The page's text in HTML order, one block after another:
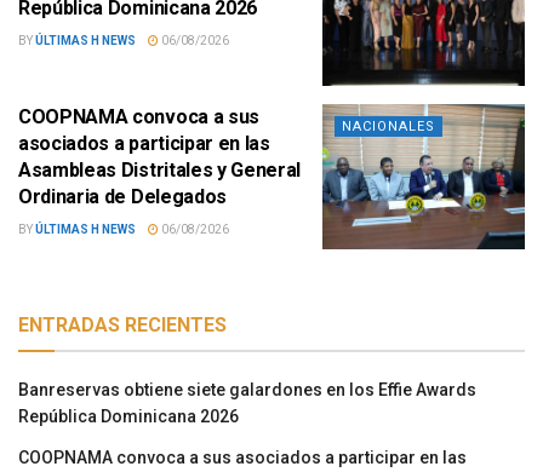
República Dominicana 2026
BYÚLTIMAS H NEWS 06/08/2026
NACIONALES
COOPNAMA convoca a sus
asociados a participar en las
Asambleas Distritales y General
Ordinaria de Delegados
BYÚLTIMAS H NEWS 06/08/2026
ENTRADAS RECIENTES
Banreservas obtiene siete galardones en los Effie Awards
República Dominicana 2026
COOPNAMA convoca a sus asociados a participar en las